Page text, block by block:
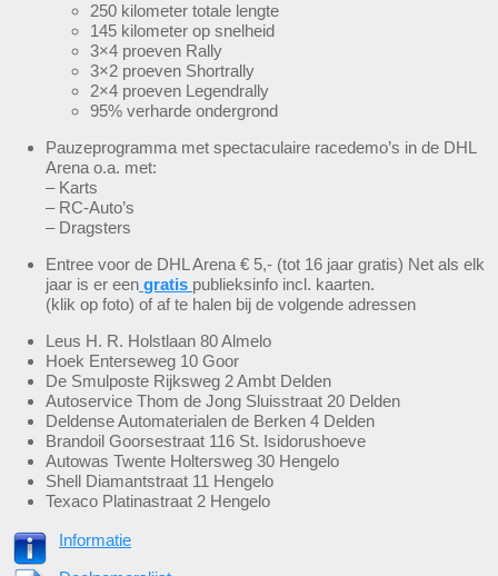
250 kilometer totale lengte
145 kilometer op snelheid
3×4 proeven Rally
3×2 proeven Shortrally
2×4 proeven Legendrally
95% verharde ondergrond
Pauzeprogramma met spectaculaire racedemo’s in de DHL
Arena o.a. met:
– Karts
– RC-Auto’s
– Dragsters
Entree voor de DHL Arena € 5,- (tot 16 jaar gratis) Net als elk
jaar is er een gratis publieksinfo incl. kaarten.
(klik op foto) of af te halen bij de volgende adressen
Leus H. R. Holstlaan 80 Almelo
Hoek Enterseweg 10 Goor
De Smulposte Rijksweg 2 Ambt Delden
Autoservice Thom de Jong Sluisstraat 20 Delden
Deldense Automaterialen de Berken 4 Delden
Brandoil Goorsestraat 116 St. Isidorushoeve
Autowas Twente Holtersweg 30 Hengelo
Shell Diamantstraat 11 Hengelo
Texaco Platinastraat 2 Hengelo
Informatie